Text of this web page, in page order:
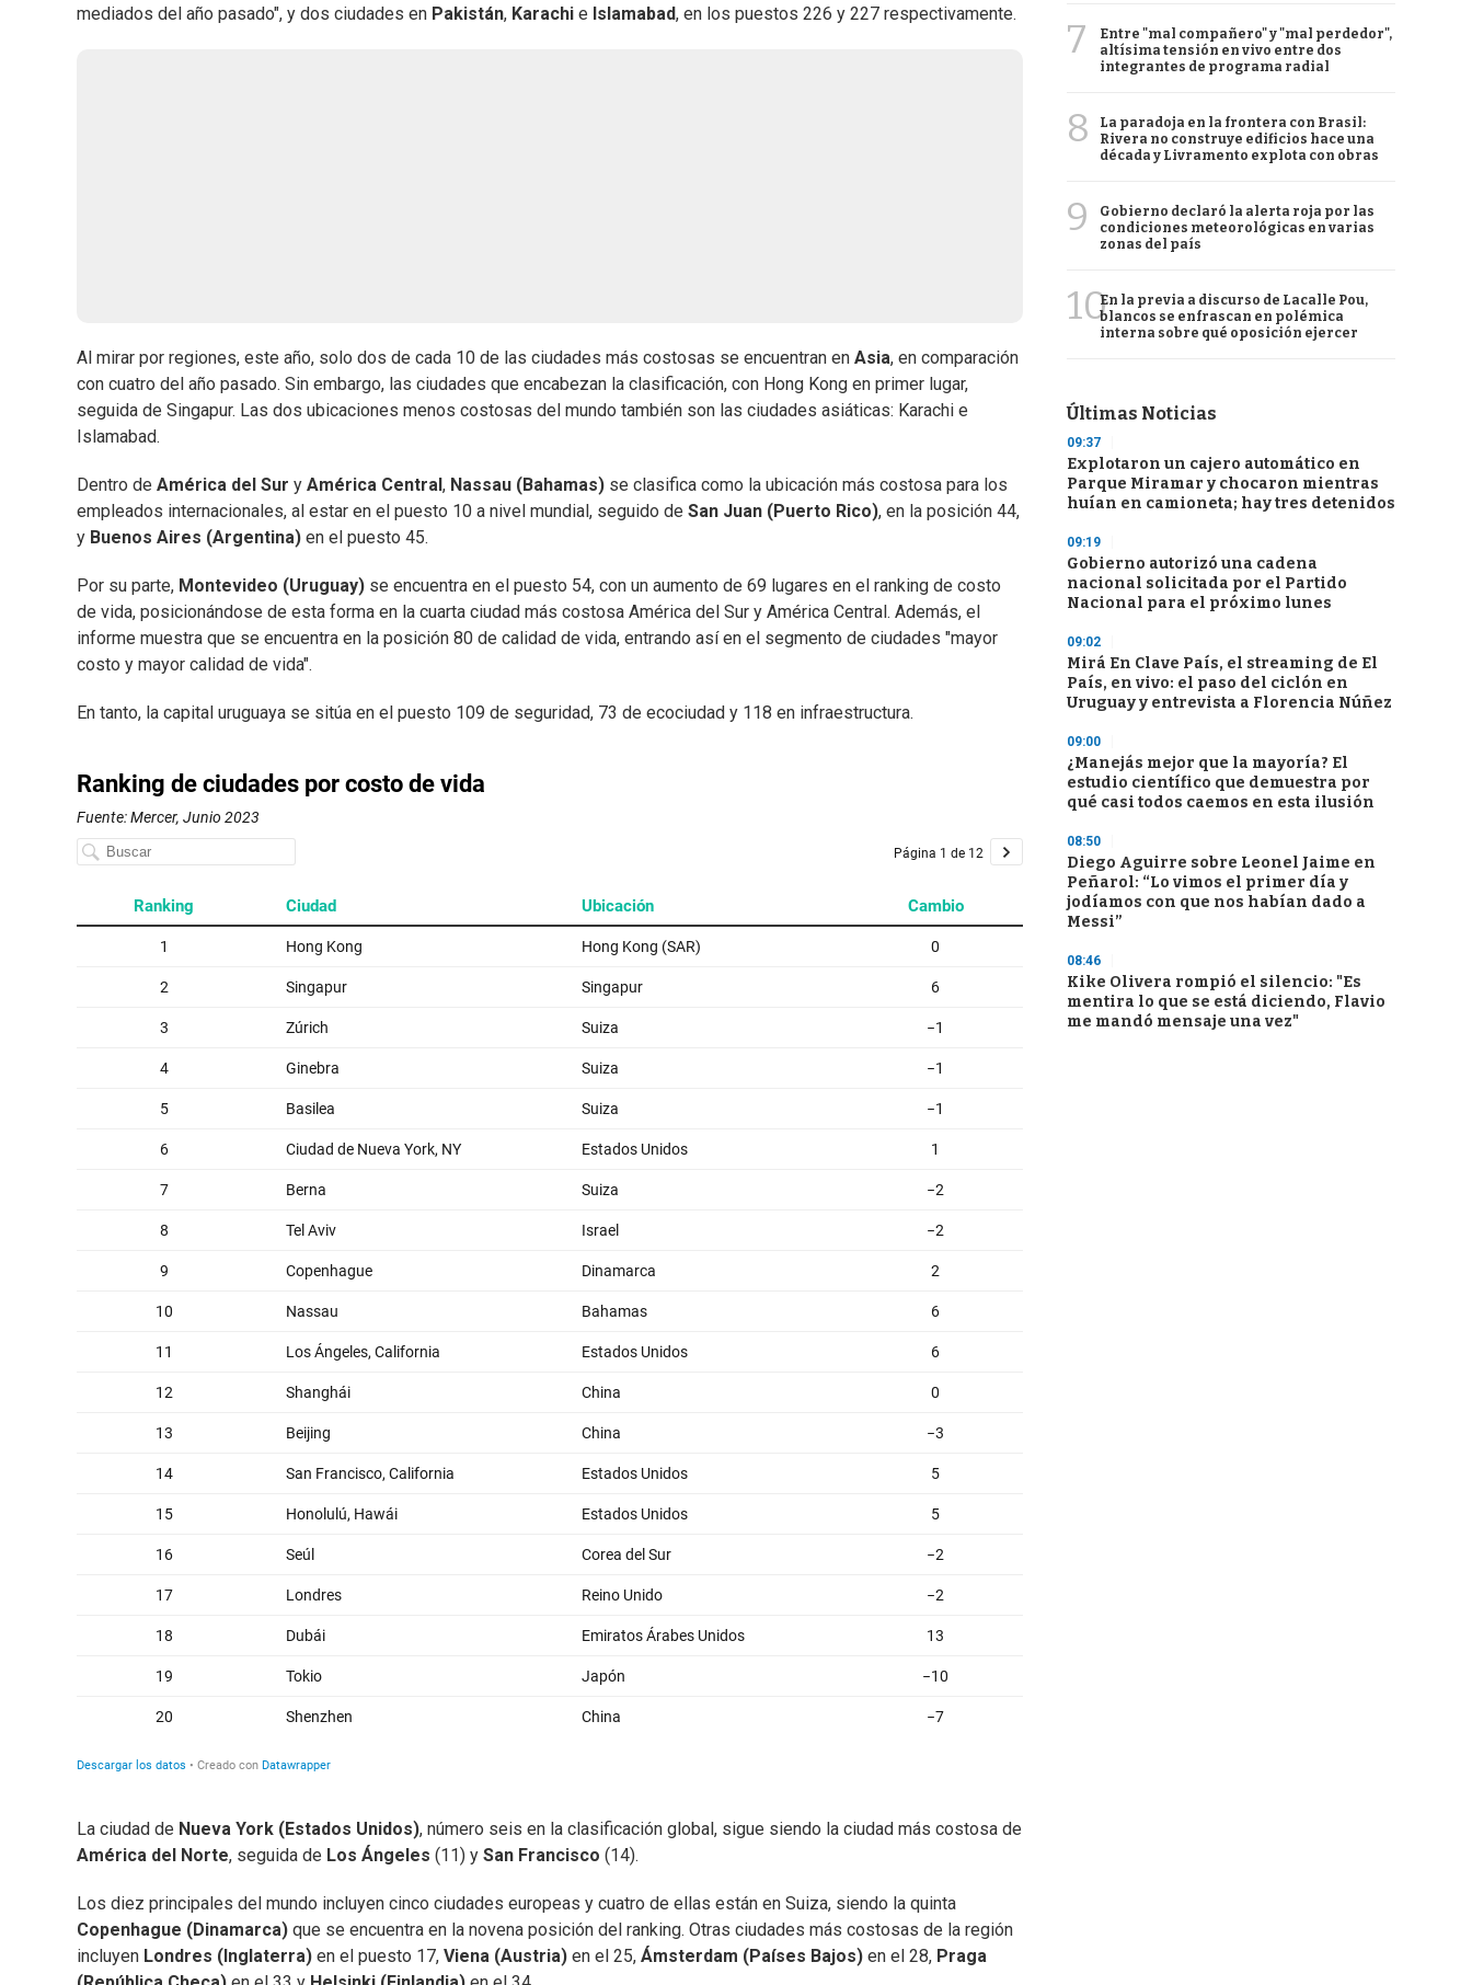
mediados del año pasado", y dos ciudades en Pakistán, Karachi e Islamabad, en los puestos 226 y 227 respectivamente.
Al mirar por regiones, este año, solo dos de cada 10 de las ciudades más costosas se encuentran en Asia, en comparación
con cuatro del año pasado. Sin embargo, las ciudades que encabezan la clasificación, con Hong Kong en primer lugar,
seguida de Singapur. Las dos ubicaciones menos costosas del mundo también son las ciudades asiáticas: Karachi e
Islamabad.
Dentro de América del Sur y América Central , Nassau (Bahamas) se clasifica como la ubicación más costosa para los
empleados internacionales, al estar en el puesto 10 a nivel mundial, seguido de San Juan (Puerto Rico), en la posición 44,
y Buenos Aires (Argentina) en el puesto 45.
Por su parte, Montevideo (Uruguay) se encuentra en el puesto 54, con un aumento de 69 lugares en el ranking de costo
de vida, posicionándose de esta forma en la cuarta ciudad más costosa América del Sur y América Central. Además, el
informe muestra que se encuentra en la posición 80 de calidad de vida, entrando así en el segmento de ciudades "mayor
costo y mayor calidad de vida".
En tanto, la capital uruguaya se sitúa en el puesto 109 de seguridad, 73 de ecociudad y 118 en infraestructura.
La ciudad de Nueva York (Estados Unidos), número seis en la clasificación global, sigue siendo la ciudad más costosa de
América del
Norte, seguida de Los Ángeles (11) y San Francisco (14).
Los diez principales del mundo incluyen cinco ciudades europeas y cuatro de ellas están en Suiza, siendo la quinta
Copenhague (Dinamarca) que se encuentra en la novena posición del ranking. Otras ciudades más costosas de la región
incluyen Londres (Inglaterra) en el puesto 17, Viena (Austria) en el 25, Ámsterdam (Países Bajos) en el 28, Praga
7
Entre "mal compañero" y "mal perdedor",
altísima tensión en vivo entre dos
integrantes de programa radial
8
La paradoja en la frontera con Brasil:
Rivera no construye edificios hace una
década y Livramento explota con obras
9
Gobierno declaró la alerta roja por las
condiciones meteorológicas en varias
zonas del país
10En la previa a discurso de Lacalle Pou,
blancos se enfrascan en polémica
interna sobre qué oposición ejercer
Últimas Noticias
09:37
Explotaron un cajero automático en
Parque Miramar y chocaron mientras
huían en camioneta; hay tres detenidos
09:19
Gobierno autorizó una cadena
nacional solicitada por el Partido
Nacional para el próximo lunes
09:02
Mirá En Clave País, el streaming de El
País, en vivo: el paso del ciclón en
Uruguay y entrevista a Florencia Núñez
09:00
¿Manejás mejor que la mayoría? El
estudio científico que demuestra por
qué casi todos caemos en esta ilusión
08:50
Diego Aguirre sobre Leonel Jaime en
Peñarol: “Lo vimos el primer día y
jodíamos con que nos habían dado a
Messi”
08:46
Kike Olivera rompió el silencio: "Es
mentira lo que se está diciendo, Flavio
me mandó mensaje una vez"